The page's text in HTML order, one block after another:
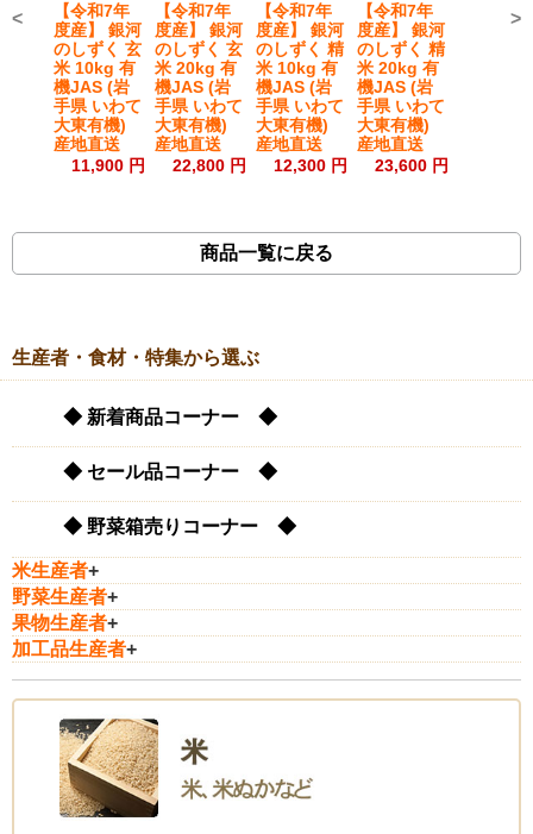
【令和7年
度産】 銀河
のしずく 玄
米 10kg 有
機JAS (岩
手県 いわて
大東有機)
産地直送
11,900 円
【令和7年
度産】 銀河
のしずく 玄
米 20kg 有
機JAS (岩
手県 いわて
大東有機)
産地直送
22,800 円
【令和7年
度産】 銀河
のしずく 精
米 10kg 有
機JAS (岩
手県 いわて
大東有機)
産地直送
12,300 円
【令和7年
度産】 銀河
のしずく 精
米 20kg 有
機JAS (岩
手県 いわて
大東有機)
産地直送
23,600 円
< >
商品一覧に戻る
生産者・食材・特集から選ぶ
◆ 新着商品コーナー ◆
◆ セール品コーナー ◆
◆ 野菜箱売りコーナー ◆
米生産者+
野菜生産者+
果物生産者+
加工品生産者+